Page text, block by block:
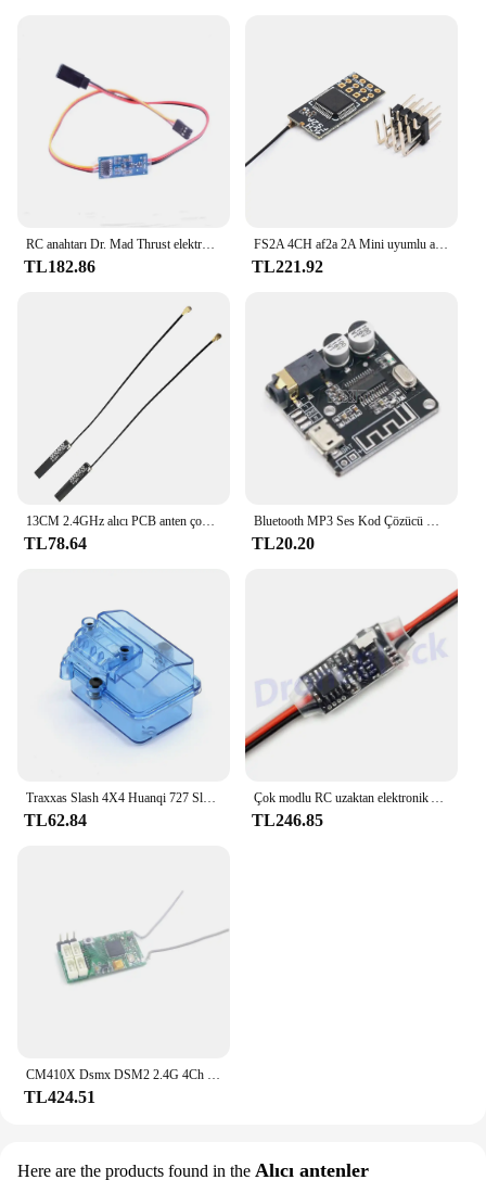
RC anahtarı Dr. Mad Thrust elektronik alıcı uçaklar tekneler için On/Off anahtarı kumandalı
TL182.86
FS2A 4CH af2a 2A Mini uyumlu alıcı PWM çıkışı için Flysky i6 i6X i6S verici uzaktan kumanda
TL221.92
13CM 2.4GHz alıcı PCB anten çok yönlü yüksek kazanç 4dBi için Flysky Futaba FrSky D4R-II X8R alıcı RC parçaları
TL78.64
Bluetooth MP3 Ses Kod Çözücü Kurulu 4.1 5.0 Kayıpsız Araba Hoparlör ses amplifikatörü Kurulu Kablosuz Stereo Alıcı Modülü VHM-314
TL20.20
TL62.84 TL246.85
TL424.51
Here are the products found in the Alıcı antenler